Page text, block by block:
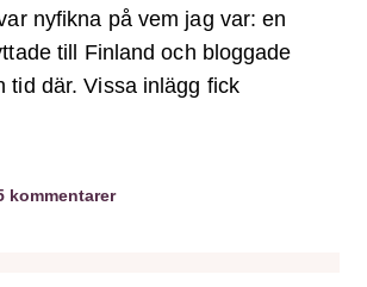
nyfikna på vem jag var: en
till Finland och bloggade
tid där. Vissa inlägg fick
kommentarer